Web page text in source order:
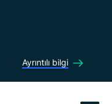
Ayrıntılı bilgi